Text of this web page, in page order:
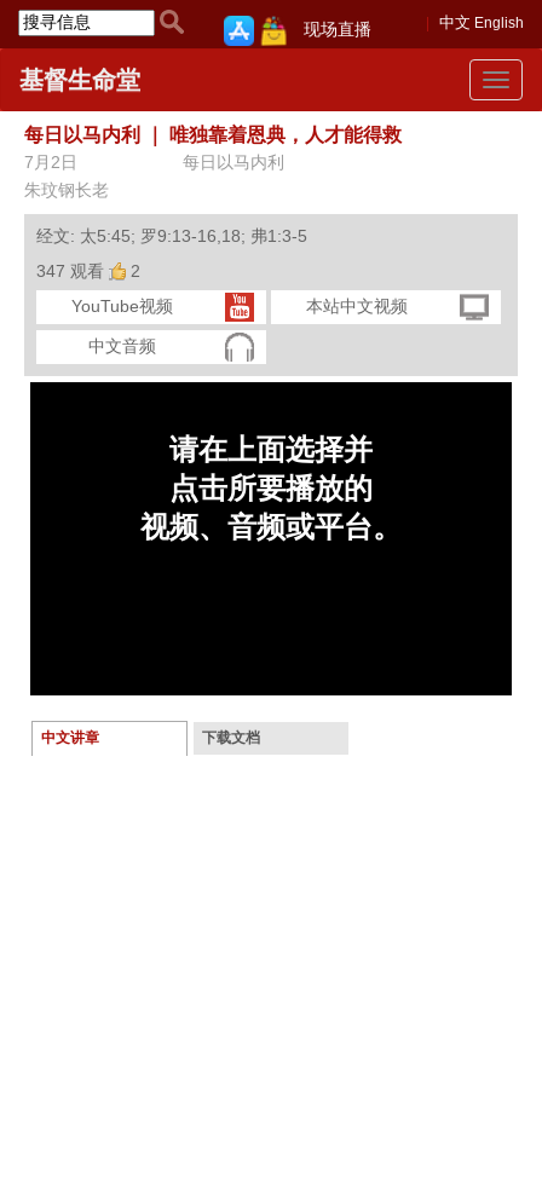
中文 English
现场直播
Toggle
基督生命堂
每日以马内利 唯独靠着恩典，人才能得救
7月2日
每日以马内利
朱玟钢长老
经文: 太5:45; 罗9:13-16,18; 弗1:3-5
347 观看
2
YouTube视频
本站中文视频
中文音频
中文讲章 下载文档